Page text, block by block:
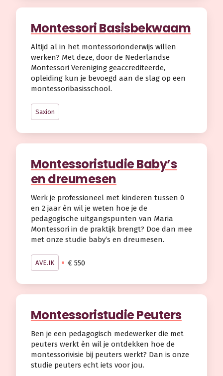
Montessori Basisbekwaam
Altijd al in het montessorionderwijs willen
werken? Met deze, door de Nederlandse
Montessori Vereniging geaccrediteerde,
opleiding kun je bevoegd aan de slag op een
montessoribasisschool.
Saxion
Montessoristudie Baby’s
en dreumesen
Werk je professioneel met kinderen tussen 0
en 2 jaar èn wil je weten hoe je de
pedagogische uitgangspunten van Maria
Montessori in de praktijk brengt? Doe dan mee
met onze studie baby’s en dreumesen.
AVE.IK € 550
Montessoristudie Peuters
Ben je een pedagogisch medewerker die met
peuters werkt èn wil je ontdekken hoe de
montessorivisie bij peuters werkt? Dan is onze
studie peuters echt iets voor jou.